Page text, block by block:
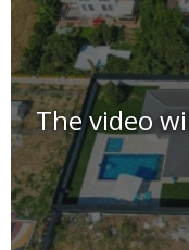
The video